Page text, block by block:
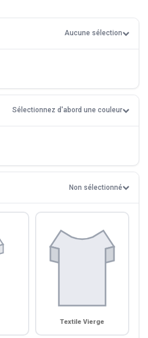
Aucune sélection
Sélectionnez d'abord une couleur
Non sélectionné
Textile Vierge